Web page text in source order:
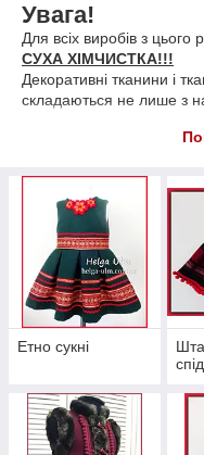
Увага!
Для всіх виробів з
СУХА ХІМЧИСТКА!!!
Декоративні тканини і
складаються не лише з
також більш довговічні
Вони можуть пускати
Тому ми
Етно сукні